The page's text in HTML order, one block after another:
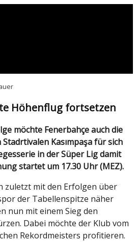
Höhenflug fortsetzen
Kasımpaşa für sich
in der Süper Lig damit
startet um 17.30 Uhr (MEZ).
zuletzt mit den Erfolgen über
der Tabellenspitze näher
nun mit einem Sieg den
Dabei möchte der Klub vom
Rekordmeisters profitieren.